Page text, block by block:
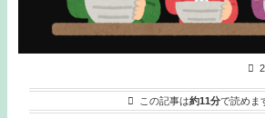
この記事は約11分で読めま